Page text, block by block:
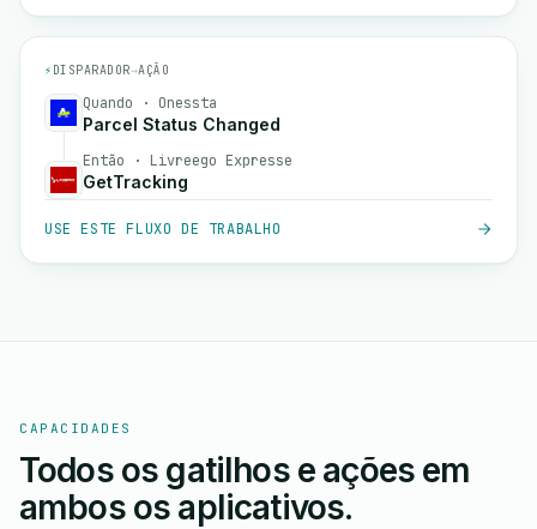
⚡ DISPARADOR→AÇÃO
Quando · Onessta
Parcel Status Changed
Então · Livreego Expresse
GetTracking
USE ESTE FLUXO DE TRABALHO
CAPACIDADES
Todos os gatilhos e ações em
ambos os aplicativos.